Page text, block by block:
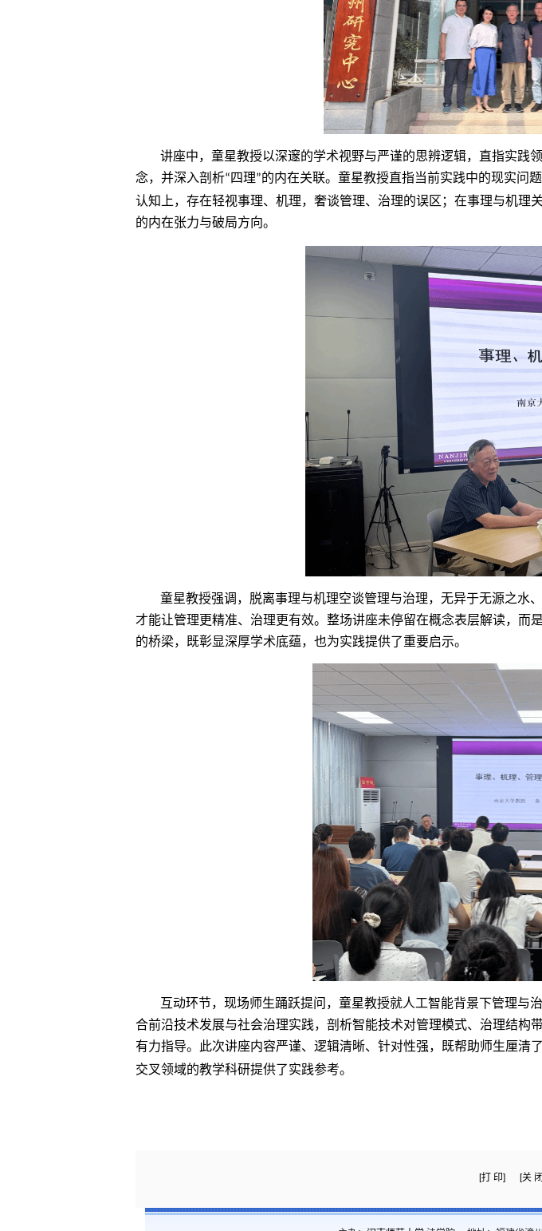
讲座中，童星教授以深邃的学术视野与严谨的思辨逻辑，直指实践
念，并深入剖析“四理”的内在关联。童星教授直指当前实践中的现实问
认知上，存在轻视事理、机理，奢谈管理、治理的误区；在事理与机理
的内在张力与破局方向。
童星教授强调，脱离事理与机理空谈管理与治理，无异于无源之水
才能让管理更精准、治理更有效。整场讲座未停留在概念表层解读，而
的桥梁，既彰显深厚学术底蕴，也为实践提供了重要启示。
互动环节，现场师生踊跃提问，童星教授就人工智能背景下管理与
合前沿技术发展与社会治理实践，剖析智能技术对管理模式、治理结构
有力指导。此次讲座内容严谨、逻辑清晰、针对性强，既帮助师生厘清了
交叉领域的教学科研提供了实践参考。
[打 印] [关